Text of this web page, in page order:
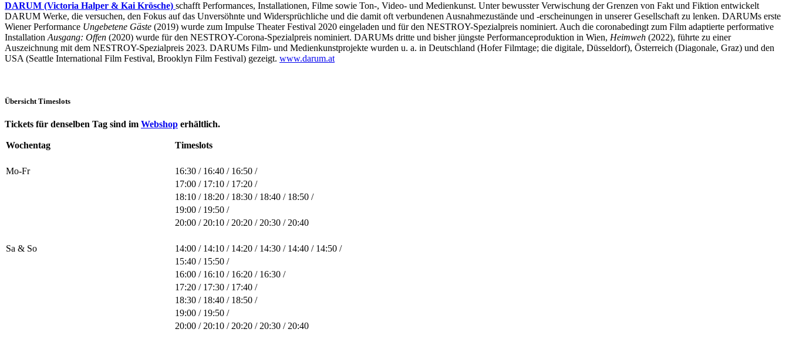
DARUM (Victoria Halper & Kai Krösche) schafft Performances, Installationen, Filme sowie Ton-, Video- und Medienkunst. Unter bewusster Verwischung der Grenzen von Fakt und Fiktion entwickelt
DARUM Werke, die versuchen, den Fokus auf das Unversöhnte und Widersprüchliche und die damit oft verbundenen Ausnahmezustände und -erscheinungen in unserer Gesellschaft zu lenken. DARUMs erste
Wiener Performance Ungebetene Gäste (2019) wurde zum Impulse Theater Festival 2020 eingeladen und für den NESTROY-Spezialpreis nominiert. Auch die coronabedingt zum Film adaptierte performative
Installation Ausgang: Offen (2020) wurde für den NESTROY-Corona-Spezialpreis nominiert. DARUMs dritte und bisher jüngste Performanceproduktion in Wien, Heimweh (2022), führte zu einer
Auszeichnung mit dem NESTROY-Spezialpreis 2023. DARUMs Film- und Medienkunstprojekte wurden u. a. in Deutschland (Hofer Filmtage; die digitale, Düsseldorf), Österreich (Diagonale, Graz) und den
USA (Seattle International Film Festival, Brooklyn Film Festival) gezeigt. www.darum.at
Übersicht Timeslots
Tickets für denselben Tag sind im Webshop erhältlich.
Wochentag Timeslots
Mo-Fr
16:30 / 16:40 / 16:50 /
17:00 / 17:10 / 17:20 /
18:10 / 18:20 / 18:30 / 18:40 / 18:50 /
19:00 / 19:50 /
20:00 / 20:10 / 20:20 / 20:30 / 20:40
Sa & So
14:00 / 14:10 / 14:20 / 14:30 / 14:40 / 14:50 /
15:40 / 15:50 /
16:00 / 16:10 / 16:20 / 16:30 /
17:20 / 17:30 / 17:40 /
18:30 / 18:40 / 18:50 /
19:00 / 19:50 /
20:00 / 20:10 / 20:20 / 20:30 / 20:40